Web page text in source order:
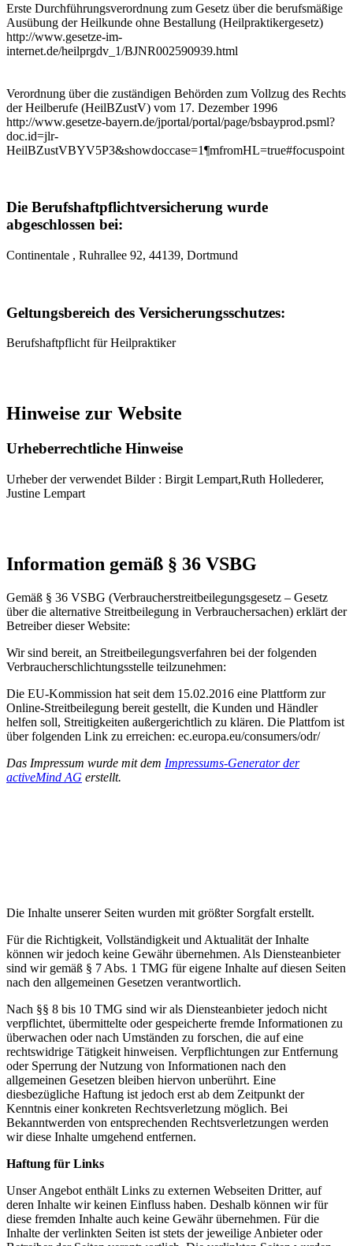
Erste Durchführungsverordnung zum Gesetz über die berufsmäßige
Ausübung der Heilkunde ohne Bestallung (Heilpraktikergesetz)
http://www.gesetze-im-
internet.de/heilprgdv_1/BJNR002590939.html
Verordnung über die zuständigen Behörden zum Vollzug des Rechts
der Heilberufe (HeilBZustV) vom 17. Dezember 1996
http://www.gesetze-bayern.de/jportal/portal/page/bsbayprod.psml?
doc.id=jlr-
HeilBZustVBYV5P3&showdoccase=1¶mfromHL=true#focuspoint
Die Berufshaftpflichtversicherung wurde
abgeschlossen bei:
Continentale , Ruhrallee 92, 44139, Dortmund
Geltungsbereich des Versicherungsschutzes:
Berufshaftpflicht für Heilpraktiker
Hinweise zur Website
Urheberrechtliche Hinweise
Urheber der verwendet Bilder : Birgit Lempart,Ruth Hollederer,
Justine Lempart
Information gemäß § 36 VSBG
Gemäß § 36 VSBG (Verbraucherstreitbeilegungsgesetz – Gesetz
über die alternative Streitbeilegung in Verbrauchersachen) erklärt der
Betreiber dieser Website:
Wir sind bereit, an Streitbeilegungsverfahren bei der folgenden
Verbraucherschlichtungsstelle teilzunehmen:
Die EU-Kommission hat seit dem 15.02.2016 eine Plattform zur
Online-Streitbeilegung bereit gestellt, die Kunden und Händler
helfen soll, Streitigkeiten außergerichtlich zu klären. Die Plattfom ist
über folgenden Link zu erreichen: ec.europa.eu/consumers/odr/
Das Impressum wurde mit dem Impressums-Generator der
activeMind AG erstellt.
Die Inhalte unserer Seiten wurden mit größter Sorgfalt erstellt.
Für die Richtigkeit, Vollständigkeit und Aktualität der Inhalte
können wir jedoch keine Gewähr übernehmen. Als Diensteanbieter
sind wir gemäß § 7 Abs. 1 TMG für eigene Inhalte auf diesen Seiten
nach den allgemeinen Gesetzen verantwortlich.
Nach §§ 8 bis 10 TMG sind wir als Diensteanbieter jedoch nicht
verpflichtet, übermittelte oder gespeicherte fremde Informationen zu
überwachen oder nach Umständen zu forschen, die auf eine
rechtswidrige Tätigkeit hinweisen. Verpflichtungen zur Entfernung
oder Sperrung der Nutzung von Informationen nach den
allgemeinen Gesetzen bleiben hiervon unberührt. Eine
diesbezügliche Haftung ist jedoch erst ab dem Zeitpunkt der
Kenntnis einer konkreten Rechtsverletzung möglich. Bei
Bekanntwerden von entsprechenden Rechtsverletzungen werden
wir diese Inhalte umgehend entfernen.
Haftung für Links
Unser Angebot enthält Links zu externen Webseiten Dritter, auf
deren Inhalte wir keinen Einfluss haben. Deshalb können wir für
diese fremden Inhalte auch keine Gewähr übernehmen. Für die
Inhalte der verlinkten Seiten ist stets der jeweilige Anbieter oder